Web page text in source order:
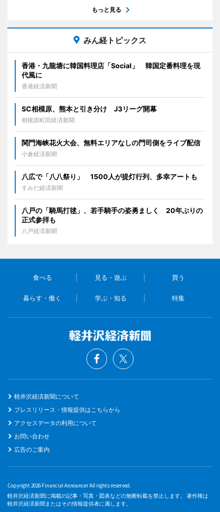
もっと見る
みん経トピックス
香港・九龍塘に韓国料理店「Social」 韓国定番料理を現
代風に
香港経済新聞
SC相模原、熊本と引き分け J3リーグ開幕
相模原町田経済新聞
関門海峡花火大会、無料エリアなしの門司側をライブ配信
小倉経済新聞
八広で「八八祭り」 1500人が提灯行列、多幸アートも
すみだ経済新聞
八戸の「騎馬打毬」、若手騎手の姿勇ましく 20年ぶりの
正式参拝も
八戸経済新聞
食べる 見る・遊ぶ 買う
暮らす・働く 学ぶ・知る 特集
軽井沢経済新聞について
プレスリリース・情報提供はこちらから
アクセスデータの利用について
お問い合わせ
広告のご案内
Copyright 2026 Financial Announcer All rights reserved.
軽井沢経済新聞に掲載の記事・写真・図表などの無断転載を禁止します。 著作権は
軽井沢経済新聞またはその情報提供者に属します。